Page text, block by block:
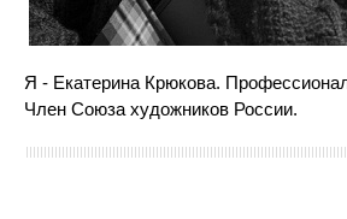
Я - Екатерина Крюкова.
Член Союза художников России.